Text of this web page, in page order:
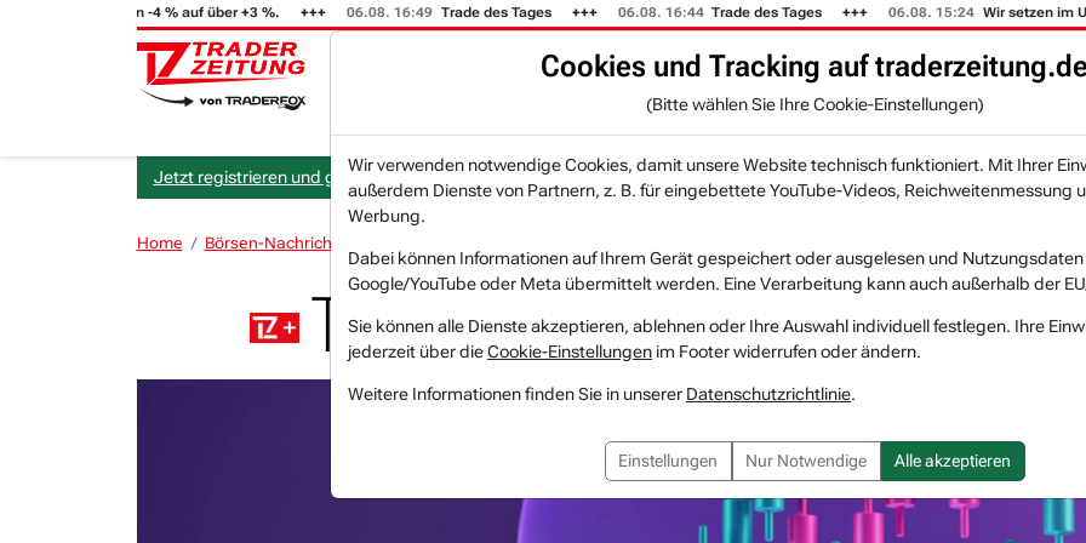
(i) steigt von -4 % auf über +3 %. 06.08. 16:49 Trade des Tages 06.08. 16:44 Trade des Tages 06.08. 15:24 Wir setzen im US-
KI-Agenten NEU Zeitung Rankings & Trends
Jetzt registrieren und gratis Artikel lesen.
Home Börsen-Nachrichten
TOP-5-Kursziele der Analysten
Cookies und Tracking auf traderzeitung.de
(Bitte wählen Sie Ihre Cookie-Einstellungen)
Wir verwenden notwendige Cookies, damit unsere Website technisch funktioniert. Mit Ihrer
außerdem Dienste von Partnern, z. B. für eingebettete YouTube-Videos, Reichweitenmessung
Werbung.
Dabei können Informationen auf Ihrem Gerät gespeichert oder ausgelesen und
Google/YouTube oder Meta übermittelt werden. Eine Verarbeitung kann auch außerhalb der
Sie können alle Dienste akzeptieren, ablehnen oder Ihre Auswahl individuell festlegen. Ihre
jederzeit über dieCookie-Einstellungen im Footer widerrufen oder ändern.
Weitere Informationen finden Sie in unserer Datenschutzrichtlinie.
Einstellungen Nur Notwendige Alle akzeptieren